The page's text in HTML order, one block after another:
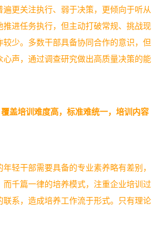
遍更关注执行、弱于决策，更倾向于听从
推进任务执行，但主动打破常规、挑战现
少。多数干部具备协同合作的意识，但
心声，通过调查研究做出高质量决策的能
盖培训难度高，标准难统一，培训内容
轻干部需要具备的专业素养略有差别，
而千篇一律的培养模式，注重企业培训过
联系，造成培养工作流于形式。只有理论